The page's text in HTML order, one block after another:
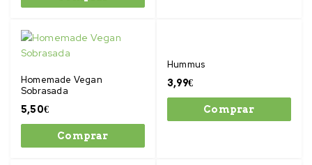
Homemade Vegan
Sobrasada
5,50€
Comprar
Hummus
3,99€
Comprar